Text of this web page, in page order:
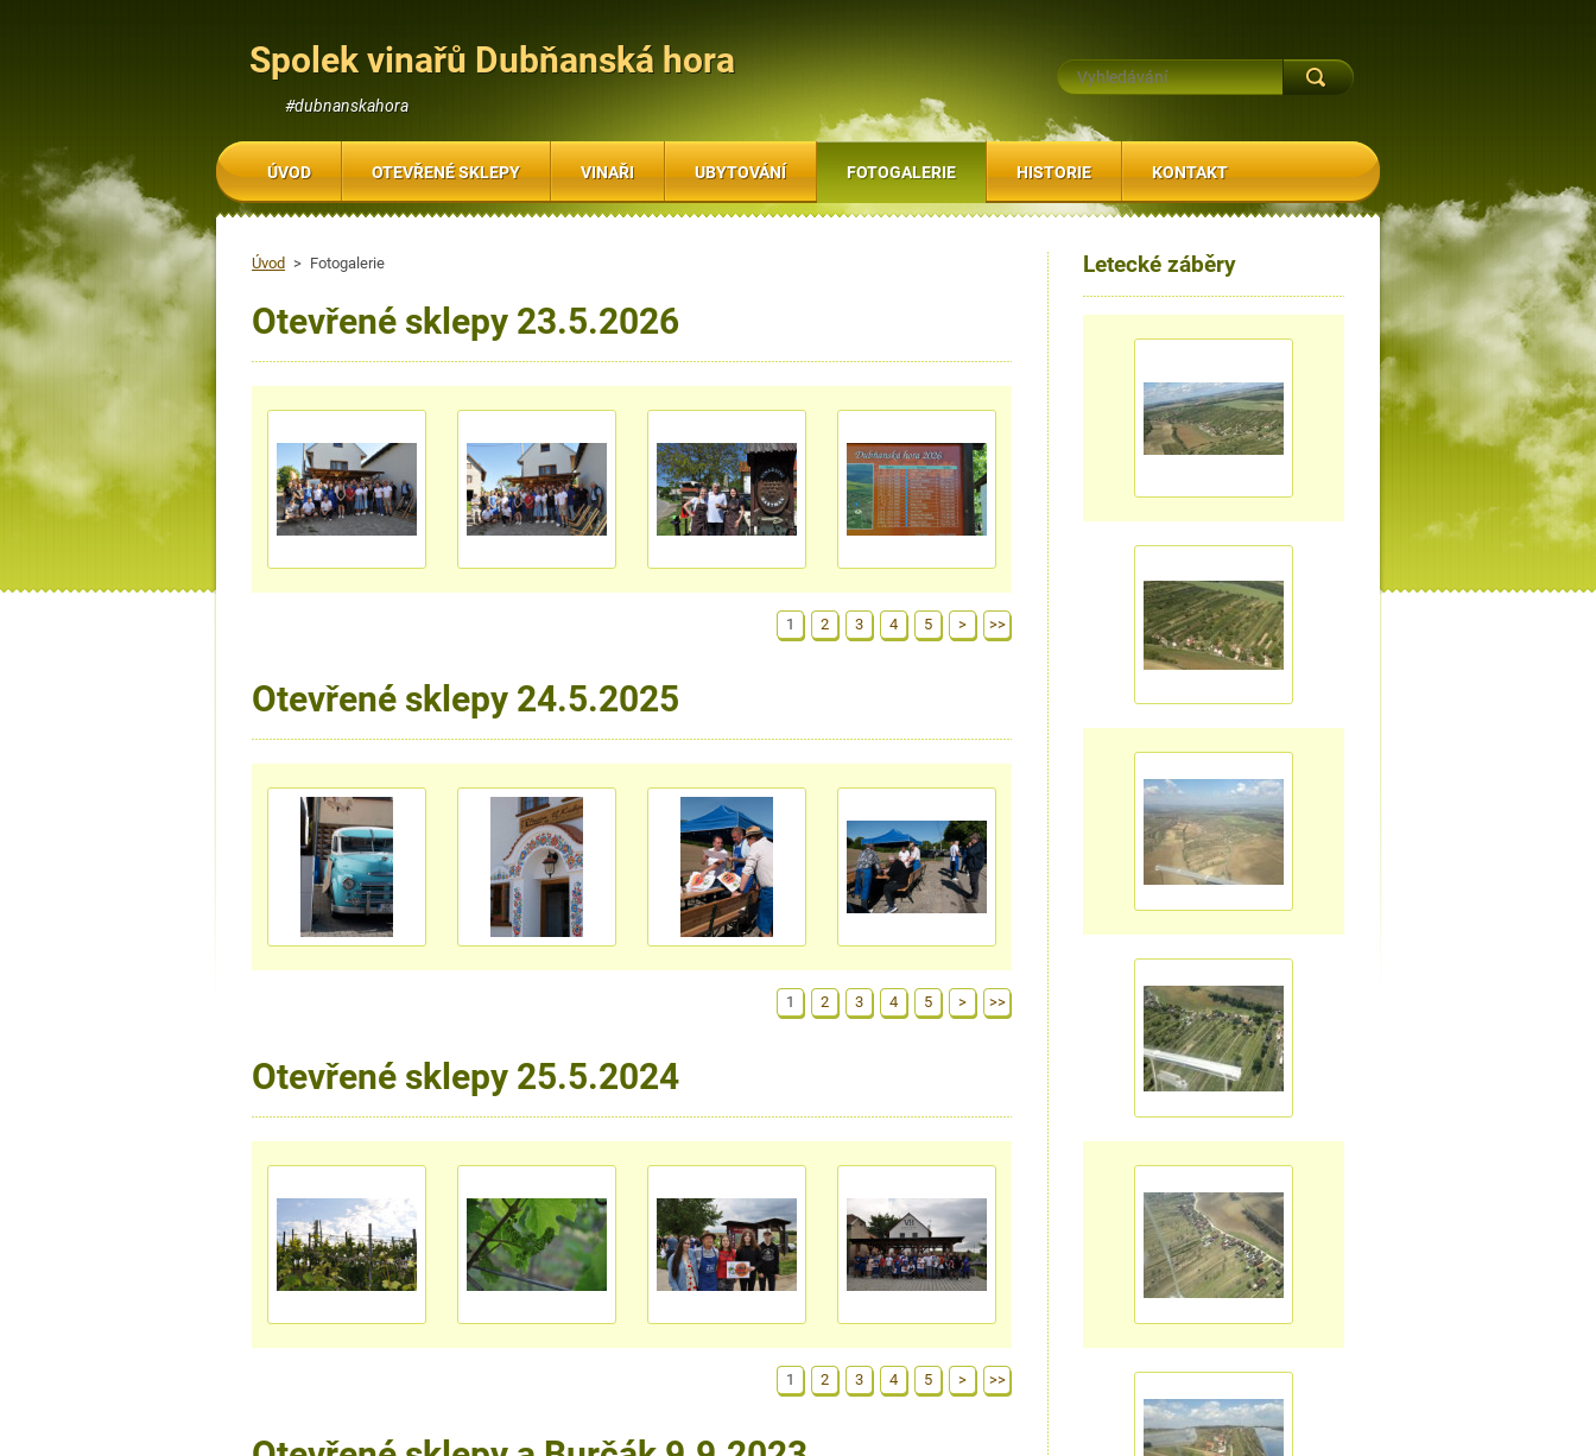
Spolek vinařů Dubňanská hora
#dubnanskahora
Úvod > Fotogalerie
Otevřené sklepy 23.5.2026
1 2 3 4 5 > >>
Otevřené sklepy 24.5.2025
1 2 3 4 5 > >>
Otevřené sklepy 25.5.2024
1 2 3 4 5 > >>
Letecké záběry
ÚVOD OTEVŘENÉ SKLEPY VINAŘI UBYTOVÁNÍ FOTOGALERIE HISTORIE KONTAKT